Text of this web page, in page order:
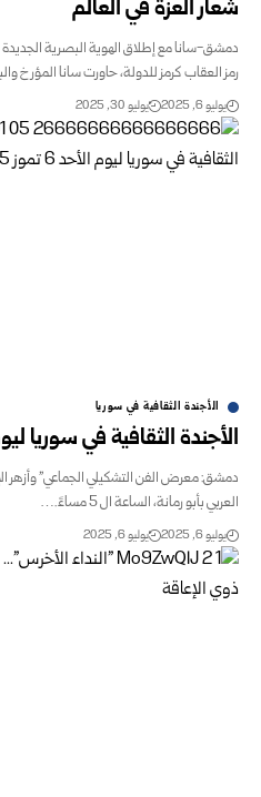
شعار العزة في العالم
دمشق-سانا مع إطلاق الهوية البصرية الجديدة
رمز العقاب كرمز للدولة، حاورت سانا المؤرخ
يوليو 6, 2025 يوليو 30, 2025
الأجندة الثقافية في سوريا
الأجندة الثقافية في سوريا ليوم الأحد
العربي بأبو رمانة، الساعة ال 5 مساءً.…
يوليو 6, 2025 يوليو 6, 2025